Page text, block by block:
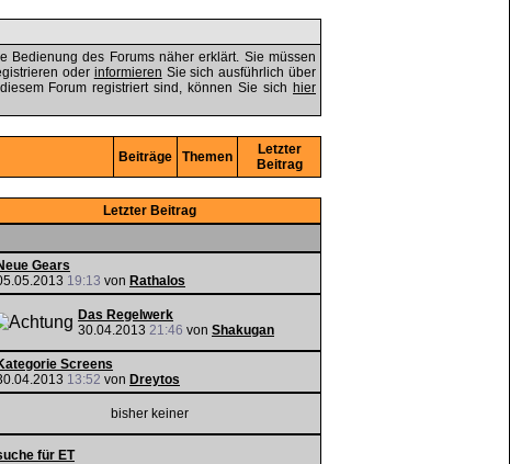
Bedienung des Forums näher erklärt. Sie müssen
oder informieren Sie sich ausführlich über
Forum registriert sind, können Sie sich hier
Beiträge Themen
Letzter
Beitrag
Letzter Beitrag
Gears
19:13 von Rathalos
Das Regelwerk
30.04.2013 21:46 von Shakugan
Screens
13:52 von Dreytos
bisher keiner
für ET